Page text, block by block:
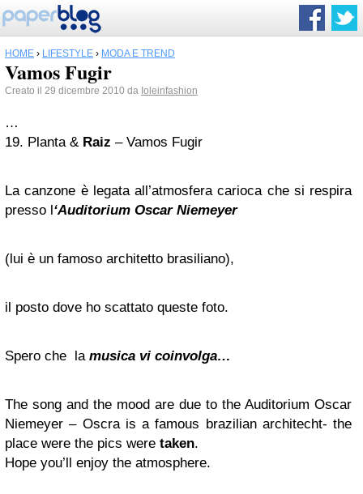
HOME › LIFESTYLE › MODA E TREND
Vamos Fugir
Creato il 29 dicembre 2010 da Ioleinfashion
…
19. Planta & Raiz – Vamos Fugir
La canzone è legata all’atmosfera carioca che si respira
presso l‘Auditorium Oscar Niemeyer
(lui è un famoso architetto brasiliano),
il posto dove ho scattato queste foto.
Spero che la musica vi coinvolga…
The song and the mood are due to the Auditorium Oscar
Niemeyer – Oscra is a famous brazilian architecht- the
place were the pics were taken.
Hope you’ll enjoy the atmosphere.